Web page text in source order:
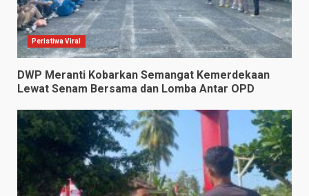
Peristiwa Viral
DWP Meranti Kobarkan Semangat Kemerdekaan
Lewat Senam Bersama dan Lomba Antar OPD